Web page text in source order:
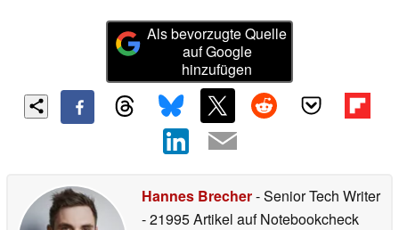
Als bevorzugte Quelle
auf Google
hinzufügen
Hannes Brecher- Senior Tech Writer
- 21995 Artikel auf Notebookcheck